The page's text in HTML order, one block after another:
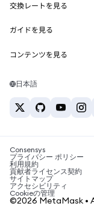
MetaMask
Snaps
Web3サービス
セキュリティ
サポート
キャリア
お問い合わせ
イーサリアムの価格
Solanaの価格
Tetherの価格
交換レートを見る
ETH→USD
USDT→INR
BTC→INR
ETH→USDT
ガイドを見る
ETHの購入
USDTの購入
SHIBの購入
BNBの購入
コンテンツを見る
Solanaウォレット
税制関連ニュース
暗号資産の購入方法は？
ビットコインを売るには？
日本語
Consensys
プライバシー ポリシー
利用規約
貢献者ライセンス契約
サイトマップ
アクセシビリティ
Cookieの管理
©2026 MetaMask •